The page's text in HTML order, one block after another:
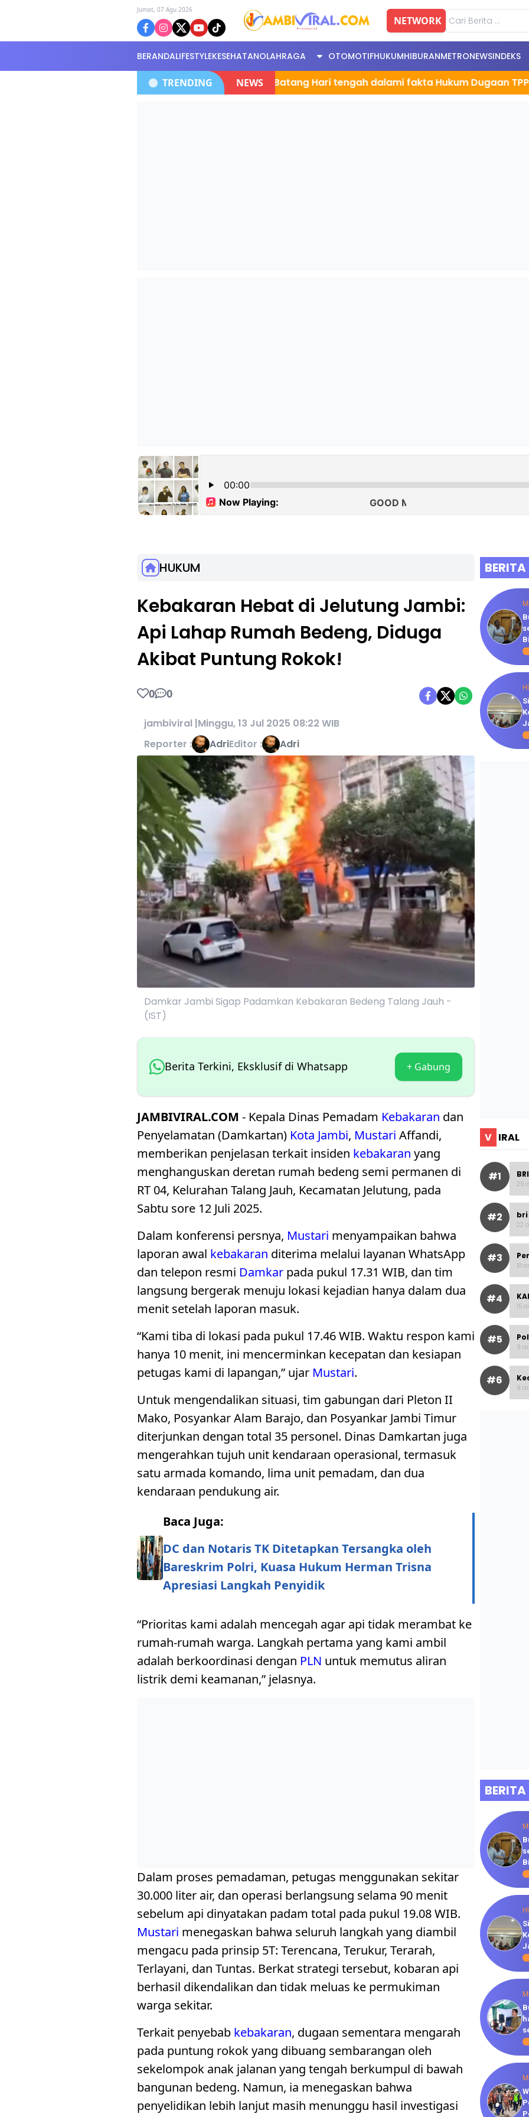
Jumat, 07 Agu 2026
NETWORK
BERANDALIFESTYLEKESEHATANOLAHRAGA OTOMOTIFHUKUMHIBURANMETRONEWSINDEKS
TRENDING NEWS
Polres Batang Hari tengah dalami fakta Hukum Dugaan TPPO ,
HUKUM
Kebakaran Hebat di Jelutung Jambi:
Api Lahap Rumah Bedeng, Diduga
Akibat Puntung Rokok!
0 0
jambiviral |Minggu, 13 Jul 2025 08:22 WIB
Reporter :
AdriEditor : Adri
Damkar Jambi Sigap Padamkan Kebakaran Bedeng Talang Jauh -
(IST)
Berita Terkini, Eksklusif di Whatsapp + Gabung
JAMBIVIRAL.COM - Kepala Dinas Pemadam Kebakaran dan
Penyelamatan (Damkartan) Kota Jambi, Mustari Affandi,
memberikan penjelasan terkait insiden kebakaran yang
menghanguskan deretan rumah bedeng semi permanen di
RT 04, Kelurahan Talang Jauh, Kecamatan Jelutung, pada
Sabtu sore 12 Juli 2025.
Dalam konferensi persnya, Mustari menyampaikan bahwa
laporan awal kebakaran diterima melalui layanan WhatsApp
dan telepon resmi Damkar pada pukul 17.31 WIB, dan tim
langsung bergerak menuju lokasi kejadian hanya dalam dua
menit setelah laporan masuk.
“Kami tiba di lokasi pada pukul 17.46 WIB. Waktu respon kami
hanya 10 menit, ini mencerminkan kecepatan dan kesiapan
petugas kami di lapangan,” ujar Mustari.
Untuk mengendalikan situasi, tim gabungan dari Pleton II
Mako, Posyankar Alam Barajo, dan Posyankar Jambi Timur
diterjunkan dengan total 35 personel. Dinas Damkartan juga
mengerahkan tujuh unit kendaraan operasional, termasuk
satu armada komando, lima unit pemadam, dan dua
kendaraan pendukung air.
Baca Juga:
DC dan Notaris TK Ditetapkan Tersangka oleh
Bareskrim Polri, Kuasa Hukum Herman Trisna
Apresiasi Langkah Penyidik
“Prioritas kami adalah mencegah agar api tidak merambat ke
rumah-rumah warga. Langkah pertama yang kami ambil
adalah berkoordinasi dengan PLN untuk memutus aliran
listrik demi keamanan,” jelasnya.
Dalam proses pemadaman, petugas menggunakan sekitar
30.000 liter air, dan operasi berlangsung selama 90 menit
sebelum api dinyatakan padam total pada pukul 19.08 WIB.
Mustari menegaskan bahwa seluruh langkah yang diambil
mengacu pada prinsip 5T: Terencana, Terukur, Terarah,
Terlayani, dan Tuntas. Berkat strategi tersebut, kobaran api
berhasil dikendalikan dan tidak meluas ke permukiman
warga sekitar.
Terkait penyebab kebakaran, dugaan sementara mengarah
pada puntung rokok yang dibuang sembarangan oleh
sekelompok anak jalanan yang tengah berkumpul di bawah
bangunan bedeng. Namun, ia menegaskan bahwa
penyelidikan lebih lanjut masih menunggu hasil investigasi
BERITA
V IRAL
#1
29
#2 bri
22
#3
18
#4
15
#5
9
#6
9
BERITA